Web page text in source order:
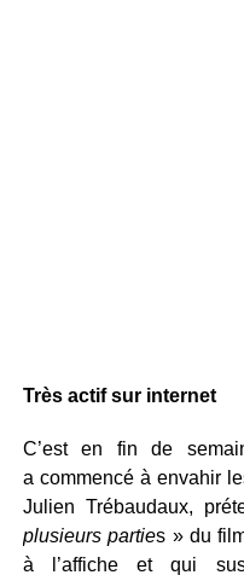
Très actif sur internet
C’est en fin de
a commencé à envahir
Julien Trébaudaux,
plusieurs parties » du
à l’affiche et qui